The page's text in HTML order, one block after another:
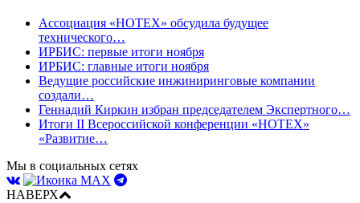
Ассоциация «НОТЕХ» обсудила будущее
технического…
ИРБИС: первые итоги ноября
ИРБИС: главные итоги ноября
Ведущие российские инжиниринговые компании
создали…
Геннадий Киркин избран председателем Экспертного…
Итоги II Всероссийской конференции «НОТЕХ»
«Развитие…
Мы в социальных сетях
НАВЕРХ